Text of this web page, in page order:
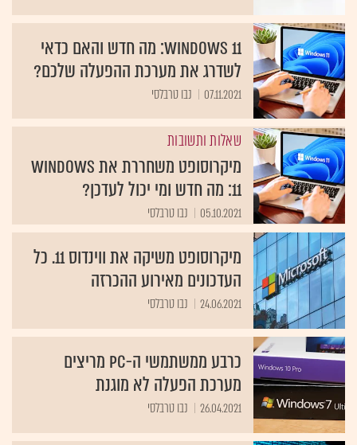
Windows 11: מה חדש והאם כדאי
לשדרג את מערכת ההפעלה שלכם?
07.11.2021 נבו טרבלסי
שאלות ותשובות
מיקרוסופט משחררת את Windows
11: מה חדש ומי יכול לעדכן?
05.10.2021 נבו טרבלסי
מיקרוסופט משיקה את ווינדוס 11. כל
העדכונים מאירוע ההכרזה
24.06.2021 נבו טרבלסי
כרבע ממשתמשי ה-PC מריצים
מערכת הפעלה לא מוגנת
26.04.2021 נבו טרבלסי